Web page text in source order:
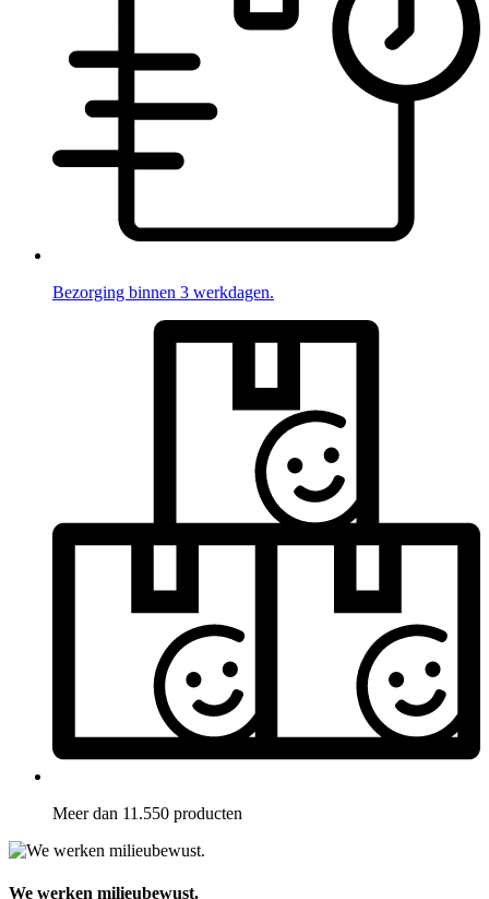
Bezorging binnen 3 werkdagen.
Meer dan 11.550 producten
We werken milieubewust.